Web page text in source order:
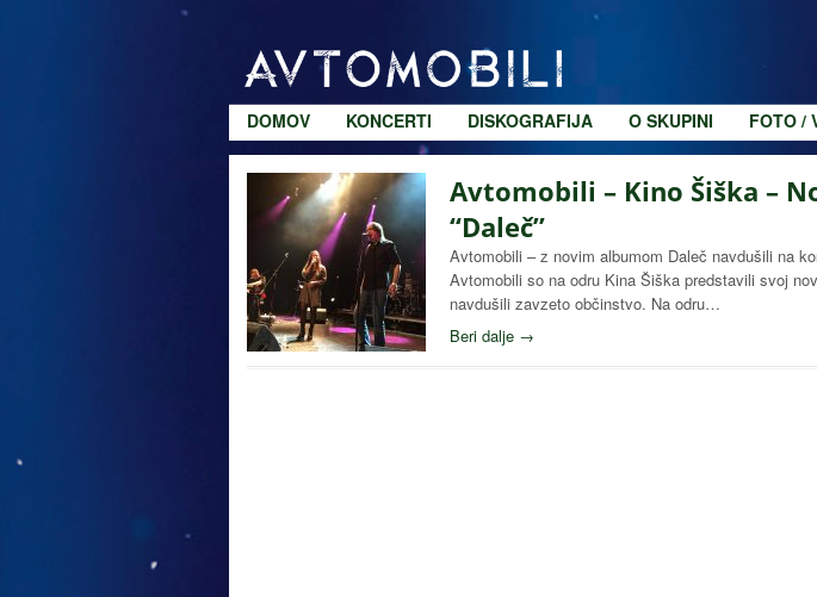
DOMOV KONCERTI DISKOGRAFIJA O SKUPINI FOTO /
Avtomobili – Kino Šiška –
“Daleč”
Avtomobili – z novim albumom Daleč navdušili na
Avtomobili so na odru Kina Šiška predstavili svoj
navdušili zavzeto občinstvo. Na odru…
Beri dalje →